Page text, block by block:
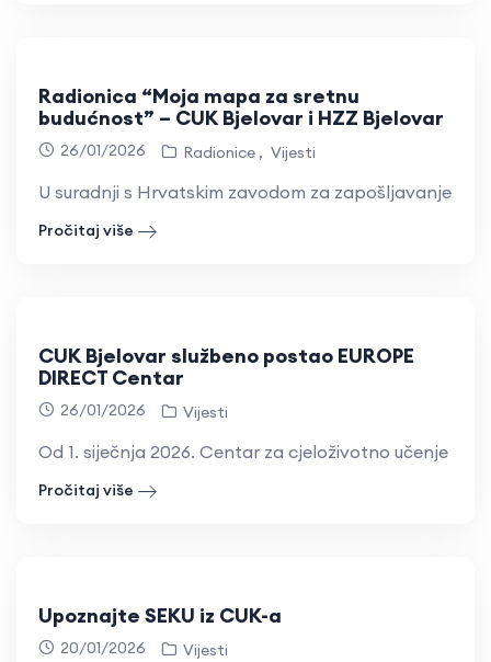
Radionica “Moja mapa za sretnu
budućnost” – CUK Bjelovar i HZZ Bjelovar
26/01/2026 Radionice Vijesti
U suradnji s Hrvatskim zavodom za zapošljavanje PU
Pročitaj više
CUK Bjelovar službeno postao EUROPE
DIRECT Centar
26/01/2026 Vijesti
Od 1. siječnja 2026. Centar za cjeloživotno učenje i
Pročitaj više
Upoznajte SEKU iz CUK-a
20/01/2026 Vijesti